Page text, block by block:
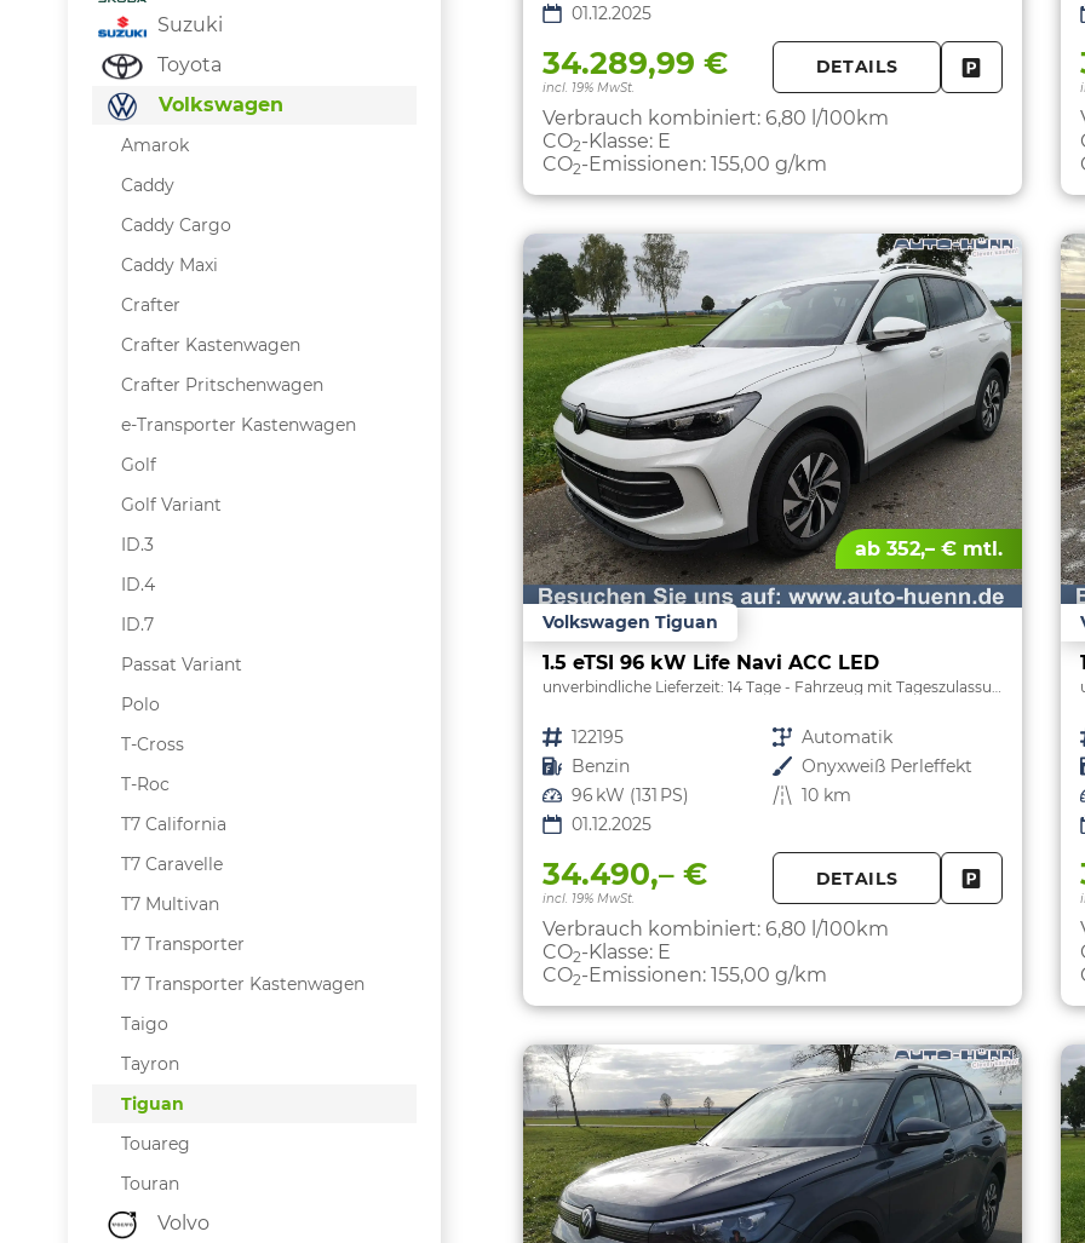
01.12.2025
34.289,99 €
incl. 19% MwSt.
DETAILS FAHRZEUG
Verbrauch kombiniert: 6,80 l/100km
CO2-Klasse: E
CO2-Emissionen: 155,00 g/km
ab 352,– € mtl.
Volkswagen Tiguan
1.5 eTSI 96 kW Life Navi ACC LED
unverbindliche Lieferzeit: 14 Tage Fahrzeug mit Tageszulassung
Fahrzeugnr. 122195 Getriebe Automatik
Kraftstoff Benzin Außenfarbe Onyxweiß Perleffekt
Leistung 96 kW (131 PS) Kilometerstand 10 km
01.12.2025
34.490,– €
incl. 19% MwSt.
DETAILS FAHRZEUG
Verbrauch kombiniert: 6,80 l/100km
CO2-Klasse: E
CO2-Emissionen: 155,00 g/km
Suzuki
Toyota
Volkswagen
Amarok
Caddy
Caddy Cargo
Caddy Maxi
Crafter
Crafter Kastenwagen
Crafter Pritschenwagen
e-Transporter Kastenwagen
Golf
Golf Variant
ID.3
ID.4
ID.7
Passat Variant
Polo
T-Cross
T-Roc
T7 California
T7 Caravelle
T7 Multivan
T7 Transporter
T7 Transporter Kastenwagen
Taigo
Tayron
Tiguan
Touareg
Touran
Volvo